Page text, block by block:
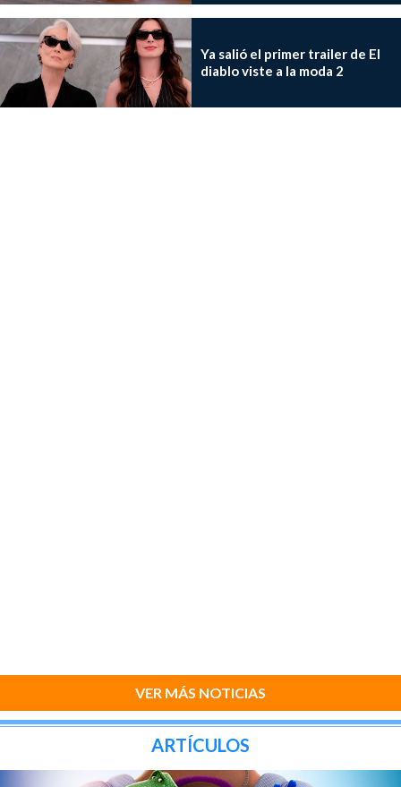
Ya salió el primer trailer de El
diablo viste a la moda 2
VER MÁS NOTICIAS
ARTÍCULOS